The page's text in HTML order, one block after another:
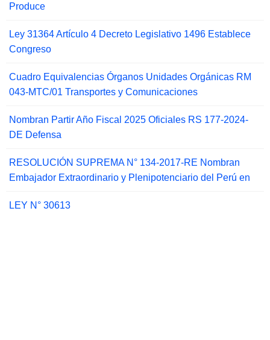
Produce
Ley 31364 Artículo 4 Decreto Legislativo 1496 Establece
Congreso
Cuadro Equivalencias Órganos Unidades Orgánicas RM
043-MTC/01 Transportes y Comunicaciones
Nombran Partir Año Fiscal 2025 Oficiales RS 177-2024-
DE Defensa
RESOLUCIÓN SUPREMA N° 134-2017-RE Nombran
Embajador Extraordinario y Plenipotenciario del Perú en
LEY N° 30613